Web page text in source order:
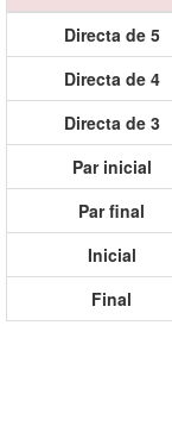
Directa de 5
Directa de 4
Directa de 3
Par inicial
Par final
Inicial
Final